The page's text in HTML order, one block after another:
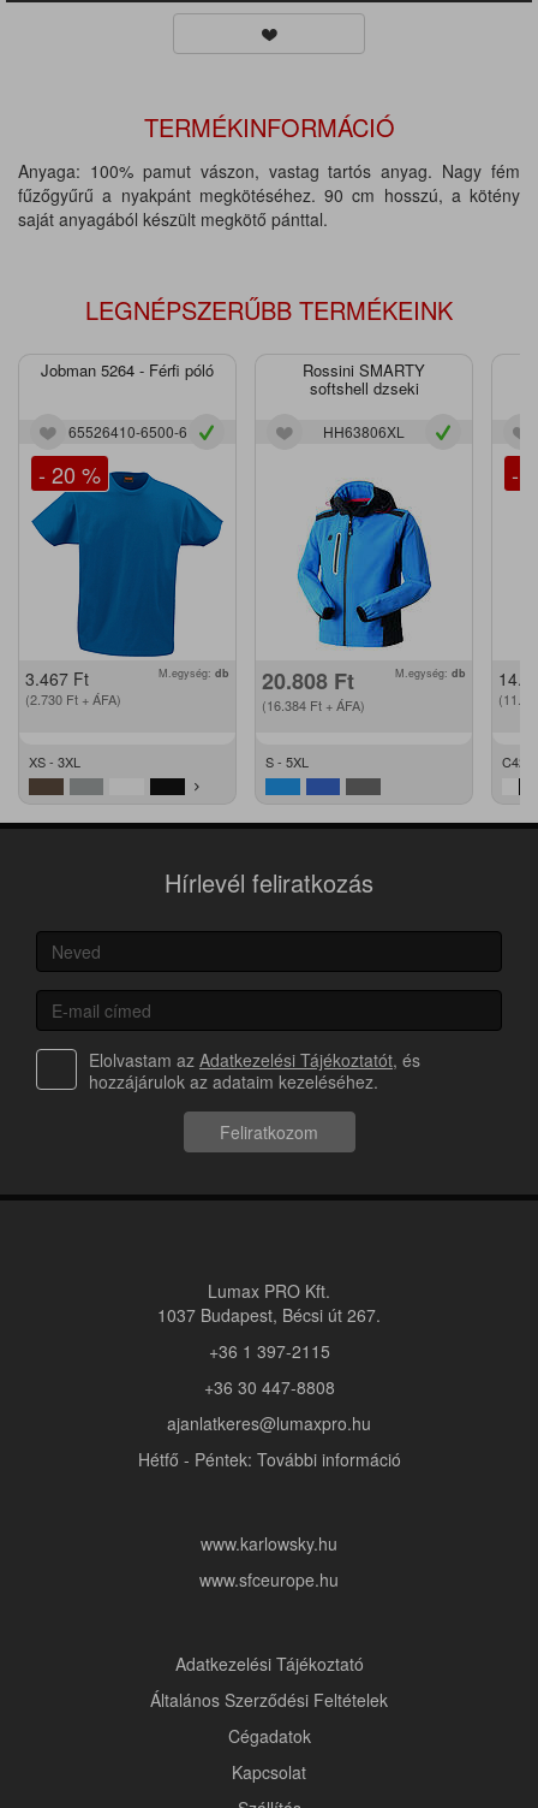
TERMÉKINFORMÁCIÓ
Anyaga: 100% pamut vászon, vastag tartós anyag. Nagy fém
fűzőgyűrű a nyakpánt megkötéséhez. 90 cm hosszú, a kötény
saját anyagából készült megkötő pánttal.
LEGNÉPSZERŰBB TERMÉKEINK
Jobman 5264 - Férfi póló
65526410-6500-6
- 20 %
3.467 Ft
(2.730 Ft + ÁFA)
M.egység: db
XS - 3XL
Rossini SMARTY
softshell dzseki
HH63806XL
20.808 Ft
(16.384 Ft + ÁFA)
M.egység: db
S - 5XL
-
C42 -
Hírlevél feliratkozás
Elolvastam az Adatkezelési Tájékoztatót, és
hozzájárulok az adataim kezeléséhez.
Feliratkozom
Lumax PRO Kft.
1037 Budapest, Bécsi út 267.
+36 1 397-2115
+36 30 447-8808
ajanlatkeres@lumaxpro.hu
Hétfő - Péntek: További információ
www.karlowsky.hu
www.sfceurope.hu
Adatkezelési Tájékoztató
Általános Szerződési Feltételek
Cégadatok
Kapcsolat